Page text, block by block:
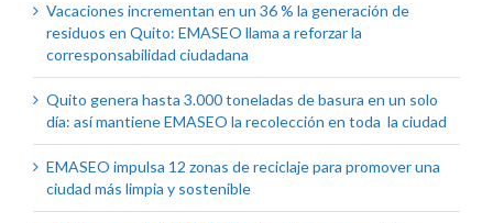
Vacaciones incrementan en un 36 % la generación de
residuos en Quito: EMASEO llama a reforzar la
corresponsabilidad ciudadana
Quito genera hasta 3.000 toneladas de basura en un solo
día: así mantiene EMASEO la recolección en toda la ciudad
EMASEO impulsa 12 zonas de reciclaje para promover una
ciudad más limpia y sostenible